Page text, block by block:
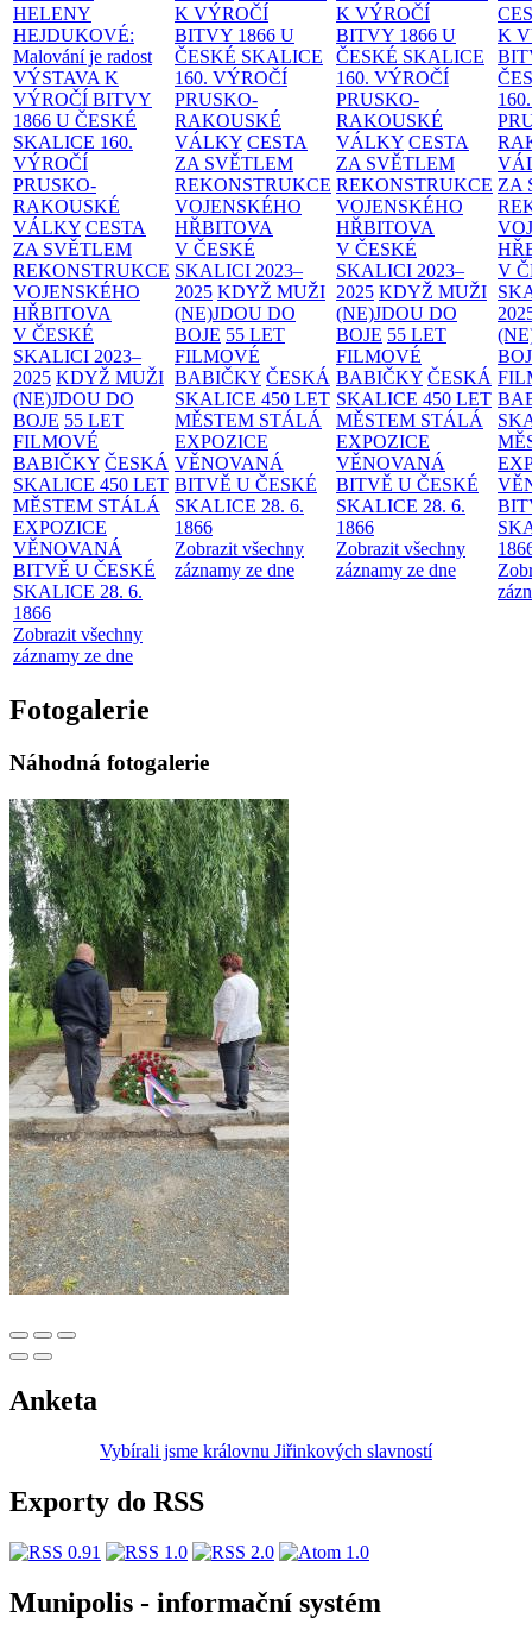
HELENY
HEJDUKOVÉ:
Malování je radost
VÝSTAVA K
VÝROČÍ BITVY
1866 U ČESKÉ
SKALICE 160.
VÝROČÍ
PRUSKO-
RAKOUSKÉ
VÁLKY CESTA
ZA SVĚTLEM
REKONSTRUKCE
VOJENSKÉHO
HŘBITOVA
V ČESKÉ
SKALICI 2023–
2025 KDYŽ MUŽI
(NE)JDOU DO
BOJE 55 LET
FILMOVÉ
BABIČKY ČESKÁ
SKALICE 450 LET
MĚSTEM STÁLÁ
EXPOZICE
VĚNOVANÁ
BITVĚ U ČESKÉ
SKALICE 28. 6.
1866
Zobrazit všechny
záznamy ze dne
K VÝROČÍ
BITVY 1866 U
ČESKÉ SKALICE
160. VÝROČÍ
PRUSKO-
RAKOUSKÉ
VÁLKY CESTA
ZA SVĚTLEM
REKONSTRUKCE
VOJENSKÉHO
HŘBITOVA
V ČESKÉ
SKALICI 2023–
2025 KDYŽ MUŽI
(NE)JDOU DO
BOJE 55 LET
FILMOVÉ
BABIČKY ČESKÁ
SKALICE 450 LET
MĚSTEM STÁLÁ
EXPOZICE
VĚNOVANÁ
BITVĚ U ČESKÉ
SKALICE 28. 6.
1866
Zobrazit všechny
záznamy ze dne
K VÝROČÍ
BITVY 1866 U
ČESKÉ SKALICE
160. VÝROČÍ
PRUSKO-
RAKOUSKÉ
VÁLKY CESTA
ZA SVĚTLEM
REKONSTRUKCE
VOJENSKÉHO
HŘBITOVA
V ČESKÉ
SKALICI 2023–
2025 KDYŽ MUŽI
(NE)JDOU DO
BOJE 55 LET
FILMOVÉ
BABIČKY ČESKÁ
SKALICE 450 LET
MĚSTEM STÁLÁ
EXPOZICE
VĚNOVANÁ
BITVĚ U ČESKÉ
SKALICE 28. 6.
1866
Zobrazit všechny
záznamy ze dne
K
ZA
V
Fotogalerie
Náhodná fotogalerie
Anketa
Vybírali jsme královnu Jiřinkových slavností
Exporty do RSS
Munipolis - informační systém